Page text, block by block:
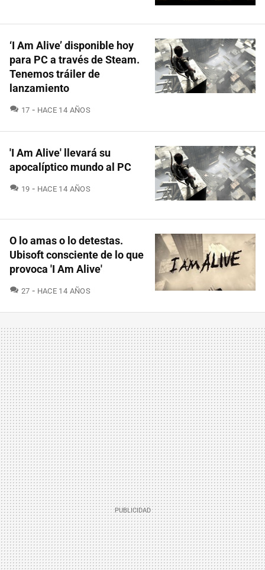
‘I Am Alive’ disponible hoy
para PC a través de Steam.
Tenemos tráiler de
lanzamiento
17 COMENTARIOS
HACE 14 AÑOS
'I Am Alive' llevará su
apocalíptico mundo al PC
19 COMENTARIOS
HACE 14 AÑOS
O lo amas o lo detestas.
Ubisoft consciente de lo que
provoca 'I Am Alive'
27 COMENTARIOS
HACE 14 AÑOS